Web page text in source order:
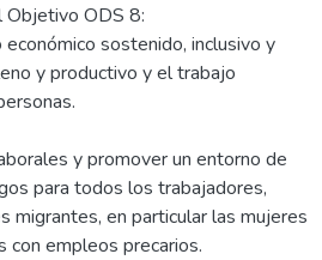
Objetivo ODS 8:
sostenido, inclusivo y
y productivo y el trabajo
y promover un entorno de
para todos los trabajadores,
migrantes, en particular las mujeres
con empleos precarios.